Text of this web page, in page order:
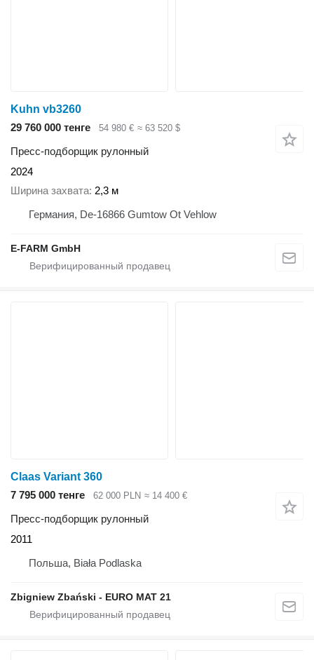
Kuhn vb3260
29 760 000 тенге
54 980 € ≈ 63 520 $
Пресс-подборщик рулонный
2024
Ширина захвата 2,3 м
Германия, De-16866 Gumtow Ot Vehlow
E-FARM GmbH
Claas Variant 360
7 795 000 тенге
62 000 PLN ≈ 14 400 €
Пресс-подборщик рулонный
2011
Польша, Biała Podlaska
Zbigniew Zbański - EURO MAT 21